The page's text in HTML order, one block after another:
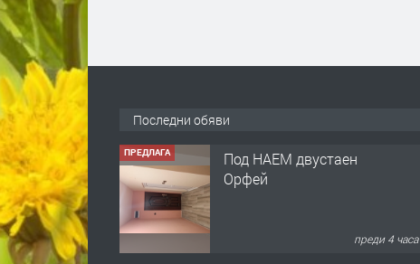
Последни обяви
ПРЕДЛАГА
Под НАЕМ двустаен
Орфей
преди 4 часа